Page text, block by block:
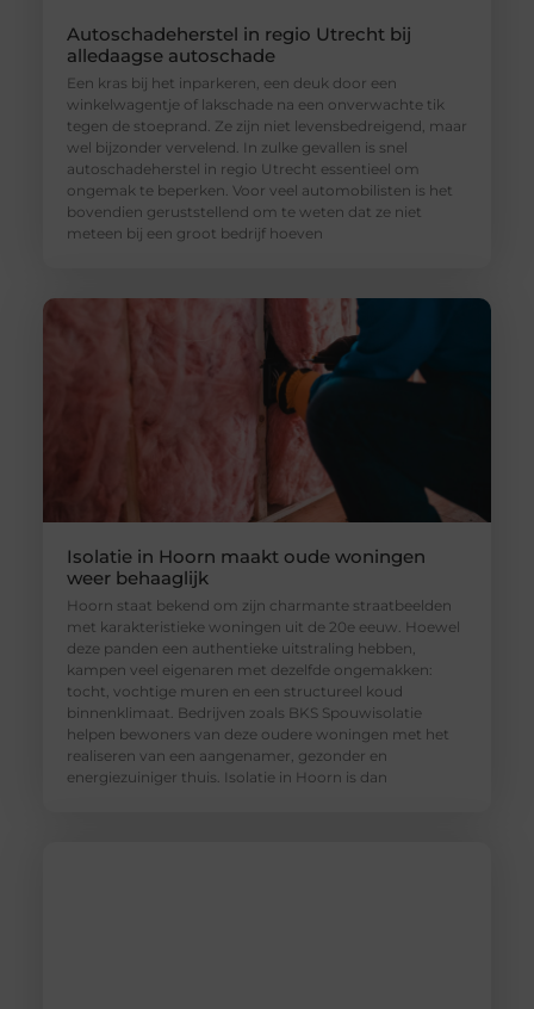
Autoschadeherstel in regio Utrecht bij
alledaagse autoschade
Een kras bij het inparkeren, een deuk door een
winkelwagentje of lakschade na een onverwachte tik
tegen de stoeprand. Ze zijn niet levensbedreigend, maar
wel bijzonder vervelend. In zulke gevallen is snel
autoschadeherstel in regio Utrecht essentieel om
ongemak te beperken. Voor veel automobilisten is het
bovendien geruststellend om te weten dat ze niet
meteen bij een groot bedrijf hoeven
Isolatie in Hoorn maakt oude woningen
weer behaaglijk
Hoorn staat bekend om zijn charmante straatbeelden
met karakteristieke woningen uit de 20e eeuw. Hoewel
deze panden een authentieke uitstraling hebben,
kampen veel eigenaren met dezelfde ongemakken:
tocht, vochtige muren en een structureel koud
binnenklimaat. Bedrijven zoals BKS Spouwisolatie
helpen bewoners van deze oudere woningen met het
realiseren van een aangenamer, gezonder en
energiezuiniger thuis. Isolatie in Hoorn is dan